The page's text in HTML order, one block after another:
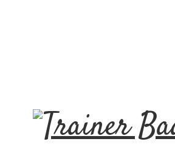
T